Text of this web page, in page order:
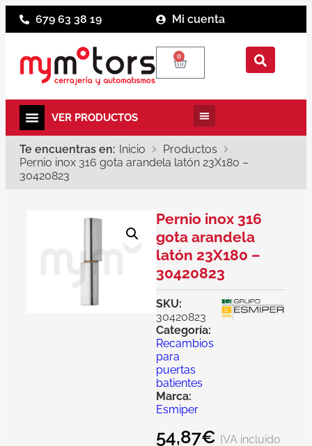
679 63 38 19 Mi cuenta
0
Te encuentras en: Inicio
Productos
Pernio inox 316 gota arandela latón 23X180 –
30420823
Pernio inox 316
gota arandela
latón 23X180 –
30420823
SKU:
30420823
Categoría:
Recambios
para
puertas
batientes
Marca:
Esmiper
54,87€ IVA incluido